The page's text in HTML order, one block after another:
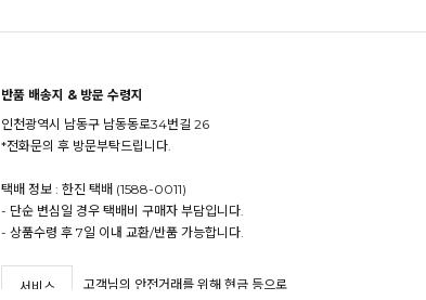
반품 배송지 & 방문 수령지
인천광역시 남동구 남동동로34번길 26
*전화문의 후 방문부탁드립니다.
택배 정보 : 한진 택배 (1588-0011)
- 단순 변심일 경우 택배비 구매자 부담입니다.
- 상품수령 후 7일 이내 교환/반품 가능합니다.
서비스
고객님의 안전거래를 위해 현금 등으로